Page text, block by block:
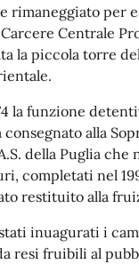
rimaneggiato per
Centrale
la piccola torre
la funzione
consegnato alla
della Puglia che
completati nel
restituito alla
inuagurati i
resi fruibili al